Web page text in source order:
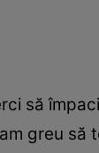
să
greu să